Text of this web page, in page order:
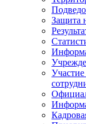
Защита